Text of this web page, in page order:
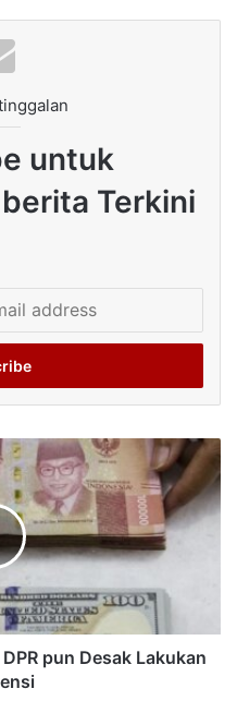
untuk
Terkini
pun Desak Lakukan